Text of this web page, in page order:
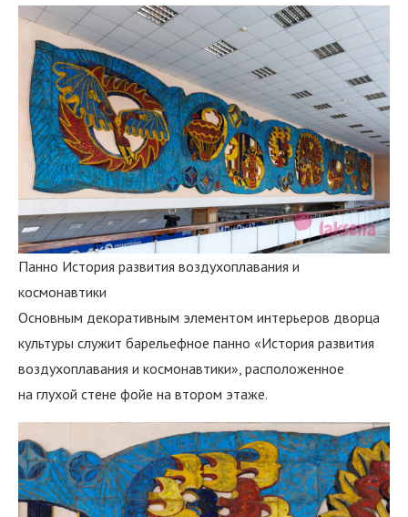
Панно История развития воздухоплавания и
космонавтики
Основным декоративным элементом интерьеров дворца
культуры служит барельефное панно «История развития
воздухоплавания и космонавтики», расположенное
на глухой стене фойе на втором этаже.